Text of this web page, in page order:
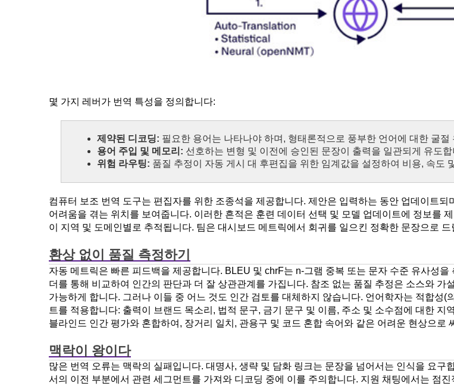
몇 가지 레버가 번역 특성을 정의합니다:
제약된 디코딩: 필요한 용어는 나타나야 하며, 형태론적으로 풍부한 언어에 대한 굴절
용어 주입 및 메모리: 선호하는 변형 및 이전에 승인된 문장이 출력을 일관되게 유도합
위험 라우팅: 품질 추정이 자동 게시 대 후편집을 위한 임계값을 설정하여 비용, 속도
컴퓨터 보조 번역 도구는 편집자를 위한 조종석을 제공합니다. 제안은 입력하는 동안 업데이트
어려움을 겪는 위치를 보여줍니다. 이러한 흔적은 훈련 데이터 선택 및 모델 업데이트에 정보를
이 지역 및 도메인별로 추적됩니다. 팀은 대시보드 메트릭에서 회귀를 일으킨 정확한 문장으로
환상 없이 품질 측정하기
자동 메트릭은 빠른 피드백을 제공합니다. BLEU 및 chrF는 n-그램 중복 또는 문자 수준 유사성
더를 통해 비교하여 인간의 판단과 더 잘 상관관계를 가집니다. 참조 없는 품질 추정은 소스와
가능하게 합니다. 그러나 이들 중 어느 것도 인간 검토를 대체하지 않습니다. 언어학자는 적합성
트를 적용합니다: 출력이 브랜드 목소리, 법적 문구, 금기 문구 및 이름, 주소 및 소수점에 대한
블라인드 인간 평가와 혼합하여, 장거리 일치, 관용구 및 코드 혼합 속어와 같은 어려운 현상으로
맥락이 왕이다
많은 번역 오류는 맥락의 실패입니다. 대명사, 생략 및 담화 링크는 문장을 넘어서는 인식을 요
서의 이전 부분에서 관련 세그먼트를 가져와 디코딩 중에 이를 주의합니다. 지원 채팅에서는 점